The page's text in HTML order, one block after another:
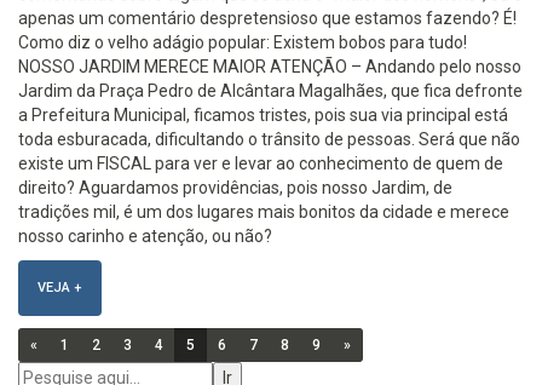
apenas um comentário despretensioso que estamos fazendo? É!
Como diz o velho adágio popular: Existem bobos para tudo!
NOSSO JARDIM MERECE MAIOR ATENÇÃO – Andando pelo nosso
Jardim da Praça Pedro de Alcântara Magalhães, que fica defronte
a Prefeitura Municipal, ficamos tristes, pois sua via principal está
toda esburacada, dificultando o trânsito de pessoas. Será que não
existe um FISCAL para ver e levar ao conhecimento de quem de
direito? Aguardamos providências, pois nosso Jardim, de
tradições mil, é um dos lugares mais bonitos da cidade e merece
nosso carinho e atenção, ou não?
VEJA +
« 1 2 3 4 5 6 7 8 9 »